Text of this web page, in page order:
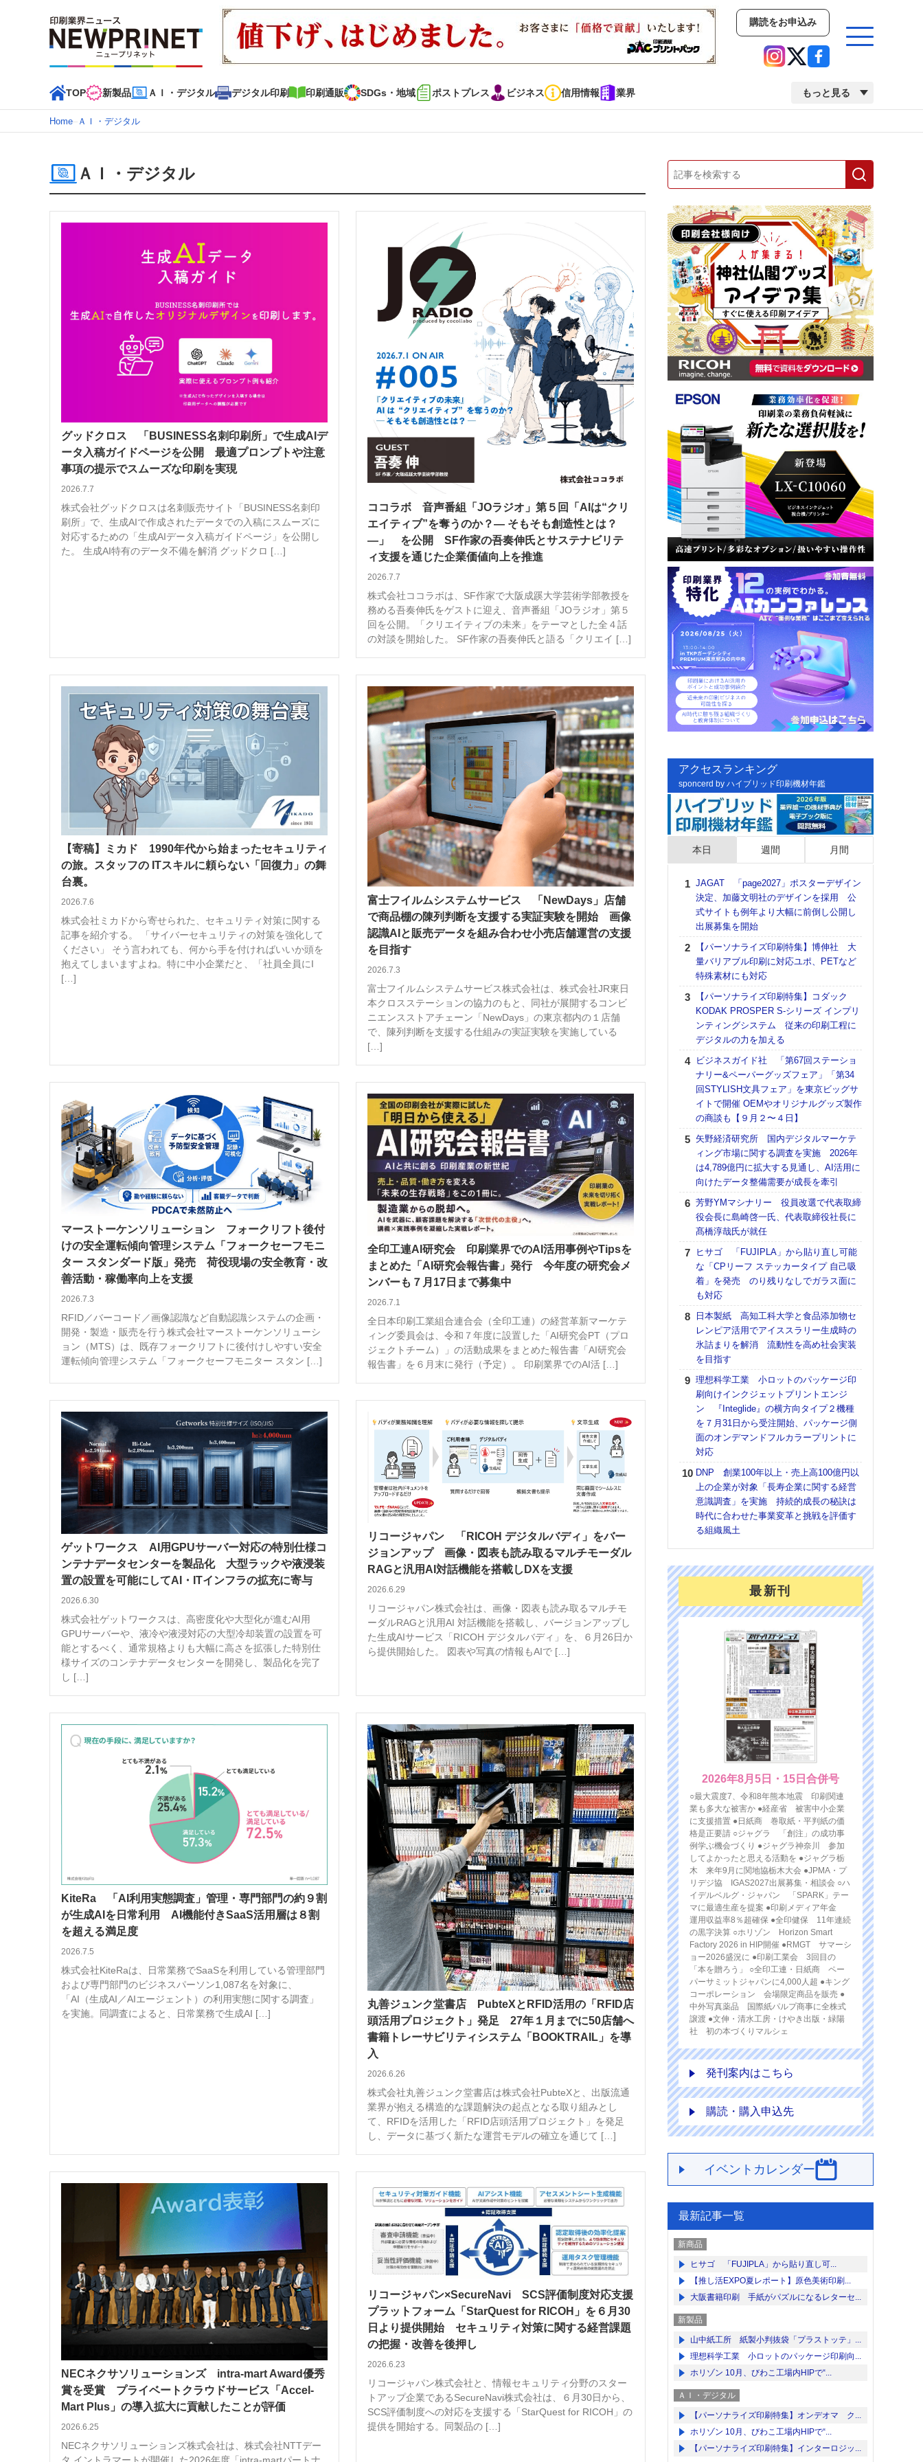
購読をお申込み
TOP 新製品 ＡＩ・デジタル デジタル印刷 印刷通販 SDGs・地域 ポストプレス ビジネス 信用情報 業界 もっと見る
イベント
インデックス
市場・統計 人事・移転・異動・訃報
特集記事カテゴリー一覧
2022 見える化・MIS特集 特集・デジタル印刷 アイデアで勝負！ ～多様なビジネス・多彩な商材～ JAPAN PACK 2023 特集 中古印刷機・製本機特集
2022 検査・校正特集
JFPI印刷用語集 印刷機材年鑑
お問い合わせ
Home– ＡＩ・デジタル
ＡＩ・デジタル
グッドクロス 「BUSINESS名刺印刷所」で生成AIデ
ータ入稿ガイドページを公開 最適プロンプトや注意
事項の提示でスムーズな印刷を実現
2026.7.7
株式会社グッドクロスは名刺販売サイト「BUSINESS名刺印
刷所」で、生成AIで作成されたデータでの入稿にスムーズに
対応するための「生成AIデータ入稿ガイドページ」を公開し
た。 生成AI特有のデータ不備を解消 グッドクロ […]
ココラボ 音声番組「JOラジオ」第５回「AIは“クリ
エイティブ”を奪うのか？― そもそも創造性とは？
―」 を公開 SF作家の吾奏伸氏とサステナビリテ
ィ支援を通じた企業価値向上を推進
2026.7.7
株式会社ココラボは、SF作家で大阪成蹊大学芸術学部教授を
務める吾奏伸氏をゲストに迎え、音声番組「JOラジオ」第５
回を公開。「クリエイティブの未来」をテーマとした全４話
の対談を開始した。 SF作家の吾奏伸氏と語る「クリエイ […]
【寄稿】ミカド 1990年代から始まったセキュリティ
の旅。スタッフの ITスキルに頼らない「回復力」の舞
台裏。
2026.7.6
株式会社ミカドから寄せられた、セキュリティ対策に関する
記事を紹介する。 「サイバーセキュリティの対策を強化して
ください」 そう言われても、何から手を付ければいいか頭を
抱えてしまいますよね。特に中小企業だと、「社員全員にI
[…]
富士フイルムシステムサービス 「NewDays」店舗
で商品棚の陳列判断を支援する実証実験を開始 画像
認識AIと販売データを組み合わせ小売店舗運営の支援
を目指す
2026.7.3
富士フイルムシステムサービス株式会社は、株式会社JR東日
本クロスステーションの協力のもと、同社が展開するコンビ
ニエンスストアチェーン「NewDays」の東京都内の１店舗
で、陳列判断を支援する仕組みの実証実験を実施している
[…]
マーストーケンソリューション フォークリフト後付
けの安全運転傾向管理システム「フォークセーフモニ
ター スタンダード版」発売 荷役現場の安全教育・改
善活動・稼働率向上を支援
2026.7.3
RFID／バーコード／画像認識など自動認識システムの企画・
開発・製造・販売を行う株式会社マーストーケンソリューシ
ョン（MTS）は、既存フォークリフトに後付けしやすい安全
運転傾向管理システム「フォークセーフモニター スタン […]
全印工連AI研究会 印刷業界でのAI活用事例やTipsを
まとめた「AI研究会報告書」発行 今年度の研究会メ
ンバーも７月17日まで募集中
2026.7.1
全日本印刷工業組合連合会（全印工連）の経営革新マーケテ
ィング委員会は、令和７年度に設置した「AI研究会PT（プロ
ジェクトチーム）」の活動成果をまとめた報告書「AI研究会
報告書」を６月末に発行（予定）。 印刷業界でのAI活 […]
ゲットワークス AI用GPUサーバー対応の特別仕様コ
ンテナデータセンターを製品化 大型ラックや液浸装
置の設置を可能にしてAI・ITインフラの拡充に寄与
2026.6.30
株式会社ゲットワークスは、高密度化や大型化が進むAI用
GPUサーバーや、液冷や液浸対応の大型冷却装置の設置を可
能とするべく、通常規格よりも大幅に高さを拡張した特別仕
様サイズのコンテナデータセンターを開発し、製品化を完了
し […]
リコージャパン 「RICOH デジタルバディ」をバー
ジョンアップ 画像・図表も読み取るマルチモーダル
RAGと汎用AI対話機能を搭載しDXを支援
2026.6.29
リコージャパン株式会社は、画像・図表も読み取るマルチモ
ーダルRAGと汎用AI 対話機能を搭載し、バージョンアップし
た生成AIサービス「RICOH デジタルバディ」を、６月26日か
ら提供開始した。 図表や写真の情報もAIで […]
KiteRa 「AI利用実態調査」管理・専門部門の約９割
が生成AIを日常利用 AI機能付きSaaS活用層は８割
を超える満足度
2026.7.5
株式会社KiteRaは、日常業務でSaaSを利用している管理部門
および専門部門のビジネスパーソン1,087名を対象に、
「AI（生成AI／AIエージェント）の利用実態に関する調査」
を実施。同調査によると、日常業務で生成AI […]
丸善ジュンク堂書店 PubteXとRFID活用の「RFID店
頭活用プロジェクト」発足 27年１月までに50店舗へ
書籍トレーサビリティシステム「BOOKTRAIL」を導
入
2026.6.26
株式会社丸善ジュンク堂書店は株式会社PubteXと、出版流通
業界が抱える構造的な課題解決の起点となる取り組みとし
て、RFIDを活用した「RFID店頭活用プロジェクト」を発足
し、データに基づく新たな運営モデルの確立を通じて […]
NECネクサソリューションズ intra-mart Award優秀
賞を受賞 プライベートクラウドサービス「Accel-
Mart Plus」の導入拡大に貢献したことが評価
2026.6.25
NECネクサソリューションズ株式会社は、株式会社NTTデー
リコージャパン×SecureNavi SCS評価制度対応支援
プラットフォーム「StarQuest for RICOH」を６月30
日より提供開始 セキュリティ対策に関する経営課題
の把握・改善を後押し
2026.6.23
リコージャパン株式会社と、情報セキュリティ分野のスター
トアップ企業であるSecureNavi株式会社は、６月30日から、
SCS評価制度への対応を支援する「StarQuest for RICOH」の
提供を開始する。同製品の […]
アクセスランキング
sponcerd by ハイブリッド印刷機材年鑑
本日 週間 月間
JAGAT 「page2027」ポスターデザイン
決定、加藤文明社のデザインを採用 公
式サイトも例年より大幅に前倒し公開し
出展募集を開始
【パーソナライズ印刷特集】博伸社 大
量バリアブル印刷に対応ユポ、PETなど
特殊素材にも対応
【パーソナライズ印刷特集】コダック
KODAK PROSPER S-シリーズ インプリ
ンティングシステム 従来の印刷工程に
デジタルの力を加える
ビジネスガイド社 「第67回ステーショ
ナリー&ペーパーグッズフェア」「第34
回STYLISH文具フェア」を東京ビッグサ
イトで開催 OEMやオリジナルグッズ製作
の商談も【９月２〜４日】
矢野経済研究所 国内デジタルマーケテ
ィング市場に関する調査を実施 2026年
は4,789億円に拡大する見通し、AI活用に
向けたデータ整備需要が成長を牽引
芳野YMマシナリー 役員改選で代表取締
役会長に島崎啓一氏、代表取締役社長に
髙橋淳哉氏が就任
ヒサゴ 「FUJIPLA」から貼り直し可能
な「CPリーフ ステッカータイプ 自己吸
着」を発売 のり残りなしでガラス面に
も対応
日本製紙 高知工科大学と食品添加物セ
レンピア活用でアイススラリー生成時の
氷詰まりを解消 流動性を高め社会実装
を目指す
理想科学工業 小ロットのパッケージ印
刷向けインクジェットプリントエンジ
ン 『Integlide』の横方向タイプ２機種
を７月31日から受注開始、パッケージ側
面のオンデマンドフルカラープリントに
対応
DNP 創業100年以上・売上高100億円以
上の企業が対象「長寿企業に関する経営
意識調査」を実施 持続的成長の秘訣は
時代に合わせた事業変革と挑戦を評価す
る組織風土
最新刊
2026年8月5日・15日合併号
○最大震度7、令和8年熊本地震 印刷関連
業も多大な被害か ●経産省 被害中小企業
に支援措置 ●日紙商 巻取紙・平判紙の価
格是正要請 ○ジャグラ 「創注」の成功事
例学ぶ機会づくり ●ジャグラ神奈川 参加
してよかったと思える活動を ●ジャグラ栃
木 来年9月に関地協栃木大会 ●JPMA・プ
リデジ協 IGAS2027出展募集・相談会 ○ハ
イデルベルグ・ジャパン 「SPARK」テー
マに最適生産を提案 ●印刷メディア年金
運用収益率8％超確保 ●全印健保 11年連続
の黒字決算 ○ホリゾン Horizon Smart
Factory 2026 in HIP開催 ●RMGT サマーシ
ョー2026盛況に ●印刷工業会 3回目の
「本を贈ろう」 ○全印工連・日紙商 ペー
パーサミットジャパンに4,000人超 ●キング
コーポレーション 会場限定商品を販売 ●
中外写真薬品 国際紙パルプ商事に全株式
譲渡 ●文伸・清水工房・けやき出版・緑陽
社 初の本づくりマルシェ
発刊案内はこちら
購読・購入申込先
イベントカレンダー
最新記事一覧
新商品
ヒサゴ 「FUJIPLA」から貼り直し可...
【推し活EXPO夏レポート】原色美術印刷...
大阪書籍印刷 手紙がパズルになるレターセ...
新製品
山中紙工所 紙製小判抜袋「プラストッテ」...
理想科学工業 小ロットのパッケージ印刷向...
ホリゾン 10月、びわこ工場内HIPで“...
ＡＩ・デジタル
【パーソナライズ印刷特集】オンデオマ ク...
ホリゾン 10月、びわこ工場内HIPで“...
【パーソナライズ印刷特集】インターロジッ...